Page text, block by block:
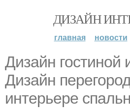
ДИЗАЙН
главная новости
Дизайн гостиной
Дизайн
интерьере